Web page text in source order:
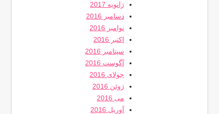
ژانویه 2017
دسامبر 2016
نوامبر 2016
اکتبر 2016
سپتامبر 2016
آگوست 2016
جولای 2016
ژوئن 2016
می 2016
آوریل 2016